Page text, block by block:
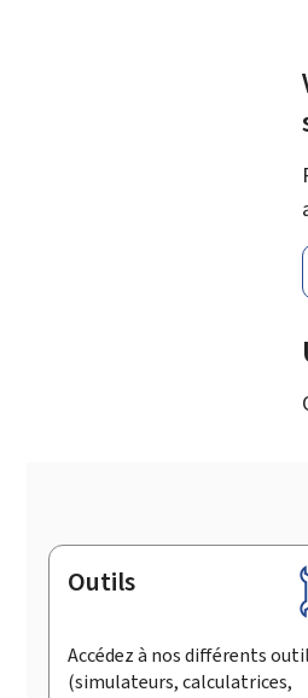
Pied
page
Outils
Accédez à nos différents
(simulateurs, calculatrices,